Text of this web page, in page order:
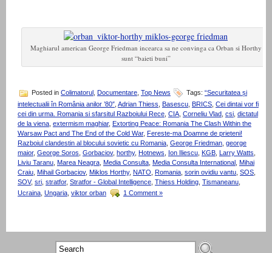
Maghiarul american George Friedman incearca sa ne convinga ca Orban si Horthy
sunt “baieti buni”
Posted in Colimatorul Documentare Top News Tags: “Securitatea și
intelectualii în România anilor ’80″ Adrian Thiess Basescu BRICS Cei dintai vor fi
cei din urma. Romania si sfarsitul Razboiului Rece CIA Corneliu Vlad csi dictatul
de la viena extermism maghiar, Extorting Peace: Romania The Clash Within the
Warsaw Pact and The End of the Cold War, Fereste-ma Doamne de prieteni!
Razboiul clandestin al blocului sovietic cu Romania George Friedman george
maior, George Soros Gorbaciov, horthy, Hotnews Ion Iliescu KGB Larry Watts
Liviu Taranu Marea Neagra Media Consulta Media Consulta International Mihai
Craiu Mihail Gorbaciov, Miklos Horthy, NATO Romania sorin ovidiu vantu SOS
SOV, sri stratfor, Stratfor - Global Intelligence Thiess Holding Tismaneanu
Ucraina Ungaria viktor orban 1 Comment »